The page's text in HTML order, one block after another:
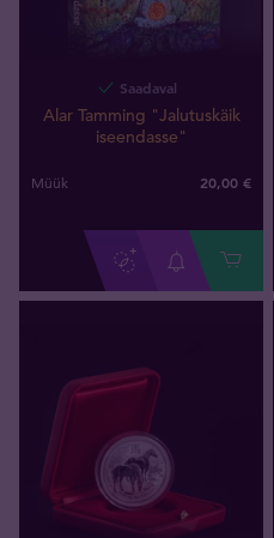
Saadaval
Alar Tamming "Jalutuskäik
iseendasse"
Müük 20,00 €